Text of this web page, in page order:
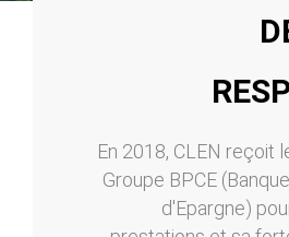
En 2018, CLEN reçoit
Groupe BPCE
d'Epargne)